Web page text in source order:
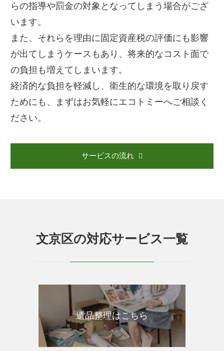
らの指導や罰金の対象となってしまう場合がござ
います。
また、それらを理由に固定資産税の評価にも影響
が出てしまうケースもあり、将来的なコスト面で
の負担も増えてしまいます。
経済的な負担を軽減し、衛生的な環境を取り戻す
ためにも、まずはお気軽にエコトミーへご相談く
ださい。
サービスの流れ
文京区の対応サービス一覧
遺品整理はこちら